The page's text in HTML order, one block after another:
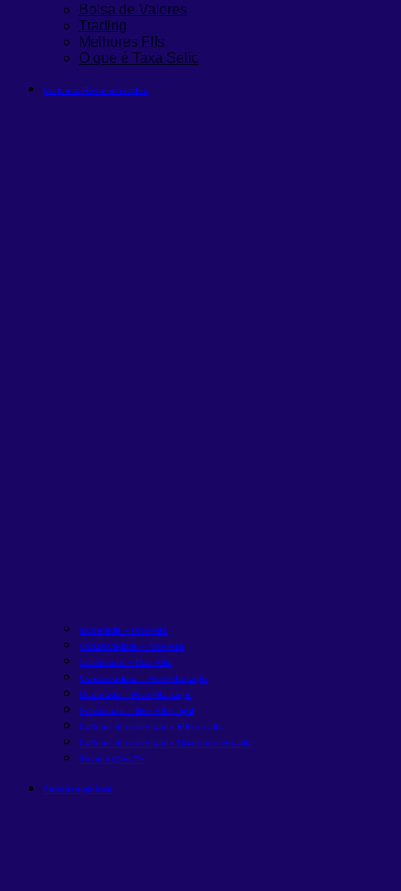
Bolsa de Valores
Trading
Melhores FIIs
O que é Taxa Selic
Carteiras Recomendadas
Moderada – Rico Alfa
Conservadora – Rico Alfa
Sofisticada – Rico Alfa
Conservadora – Rico Alfa Light
Moderada – Rico Alfa Light
Sofisticada – Rico Alfa Light
Carteira Recomendada FIIsem alta
Carteira Recomendada Dividendosem alta
Smart Ações 5+
Carteiras globais